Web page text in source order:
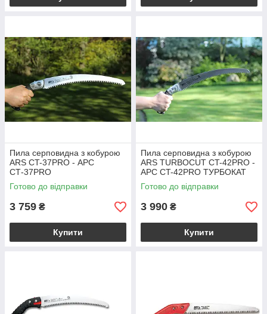
Пила серповидна з кобурою
ARS CT-37PRO - АРС
СТ-37PRO
Готово до відправки
3 759 ₴
Купити
Пила серповидна з кобурою
ARS TURBOCUT CT-42PRO -
АРС CT-42PRO ТУРБОКАТ
Готово до відправки
3 990 ₴
Купити